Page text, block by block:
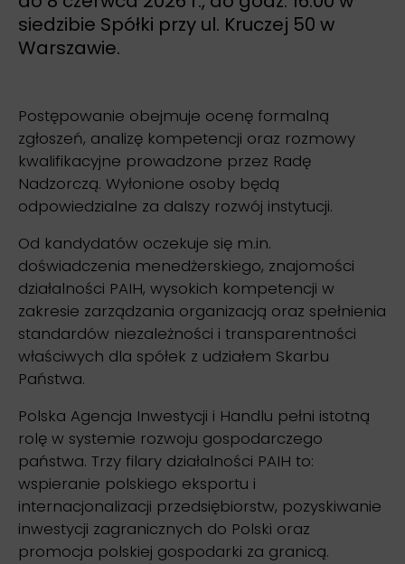
siedzibie Spółki przy ul. Kruczej 50 w
Warszawie.
Postępowanie obejmuje ocenę formalną
zgłoszeń, analizę kompetencji oraz rozmowy
kwalifikacyjne prowadzone przez Radę
Nadzorczą. Wyłonione osoby będą
odpowiedzialne za dalszy rozwój instytucji.
Od kandydatów oczekuje się m.in.
doświadczenia menedżerskiego, znajomości
działalności PAIH, wysokich kompetencji w
zakresie zarządzania organizacją oraz spełnienia
standardów niezależności i transparentności
właściwych dla spółek z udziałem Skarbu
Państwa.
Polska Agencja Inwestycji i Handlu pełni istotną
rolę w systemie rozwoju gospodarczego
państwa. Trzy filary działalności PAIH to:
wspieranie polskiego eksportu i
internacjonalizacji przedsiębiorstw, pozyskiwanie
inwestycji zagranicznych do Polski oraz
promocja polskiej gospodarki za granicą.